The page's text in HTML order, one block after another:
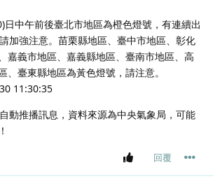
日中午前後臺北市地區為橙色燈號，有連續出
加強注意。苗栗縣地區、臺中市地區、彰化
嘉義市地區、嘉義縣地區、臺南市地區、高
、臺東縣地區為黃色燈號，請注意。
11:30:35
動推播訊息，資料來源為中央氣象局，可能
回覆